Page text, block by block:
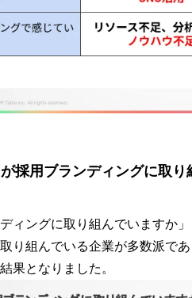
採用ブランディングに取
ディングに取り組んでいますか
り組んでいる企業が多数派で
果となりました。